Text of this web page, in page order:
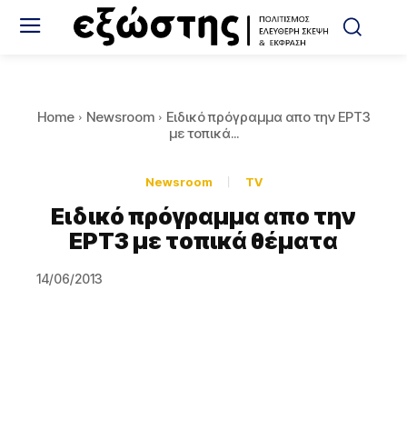
Home Newsroom
Ειδικό πρόγραμμα απο την ΕΡΤ3
με τοπικά...
Newsroom TV
Ειδικό πρόγραμμα απο την
ΕΡΤ3 με τοπικά θέματα
14/06/2013